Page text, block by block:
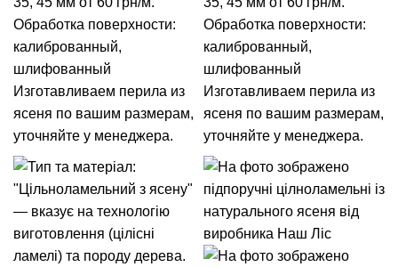
Обработка поверхности:
калиброванный,
шлифованный
Изготавливаем перила из
ясеня по вашим размерам,
уточняйте у менеджера.
Обработка поверхности:
калиброванный,
шлифованный
Изготавливаем перила из
ясеня по вашим размерам,
уточняйте у менеджера.